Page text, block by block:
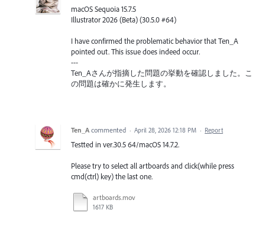
macOS Sequoia 15.7.5
Illustrator 2026 (Beta) (30.5.0 #64)
I have confirmed the problematic behavior that Ten_A
pointed out. This issue does indeed occur.
---
Ten_Aさんが指摘した問題の挙動を確認しました。こ
の問題は確かに発生します。
Ten_A commented · April 28, 2026 12:18 PM · Report
Testted in ver.30.5 64/macOS 14.7.2.
Please try to select all artboards and click(while press
cmd(ctrl) key) the last one.
artboards.mov
1617 KB